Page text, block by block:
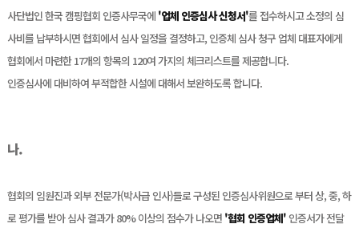
사단법인 한국 캠핑협회 인증사무국에 '업체 인증심사 신청서'를 접수하시고 소정의 심
사비를 납부하시면 협회에서 심사 일정을 결정하고, 인증체 심사 청구 업체 대표자에게
협회에서 마련한 17개의 항목의 120여 가지의 체크리스트를 제공합니다.
인증심사에 대비하여 부적합한 시설에 대해서 보완하도록 합니다.
나.
협회의 임원진과 외부 전문가(박사급 인사)들로 구성된 인증심사위원으로 부터 상, 중, 하
로 평가를 받아 심사 결과가 80% 이상의 점수가 나오면 '협회 인증업체'인증서가 전달